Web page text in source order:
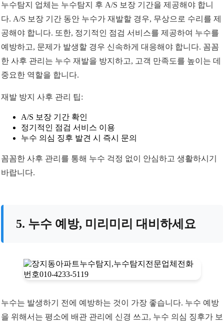
누수탐지 업체는 누수탐지 후 A/S 보장 기간을 제공해야 합니
다. A/S 보장 기간 동안 누수가 재발할 경우, 무상으로 수리를 제
공해야 합니다. 또한, 정기적인 점검 서비스를 제공하여 누수를
예방하고, 문제가 발생할 경우 신속하게 대응해야 합니다. 꼼꼼
한 사후 관리는 누수 재발을 방지하고, 고객 만족도를 높이는 데
중요한 역할을 합니다.
재발 방지 사후 관리 팁:
A/S 보장 기간 확인
정기적인 점검 서비스 이용
누수 의심 징후 발견 시 즉시 문의
꼼꼼한 사후 관리를 통해 누수 걱정 없이 안심하고 생활하시기
바랍니다.
5. 누수 예방, 미리미리 대비하세요
누수는 발생하기 전에 예방하는 것이 가장 좋습니다. 누수 예방
을 위해서는 평소에 배관 관리에 신경 쓰고, 누수 의심 징후가 보